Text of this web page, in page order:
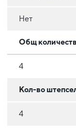
Нет
Общ
4
Кол-во
4